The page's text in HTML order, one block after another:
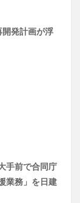
開発計画が浮
手前で合同庁
業務」を日建